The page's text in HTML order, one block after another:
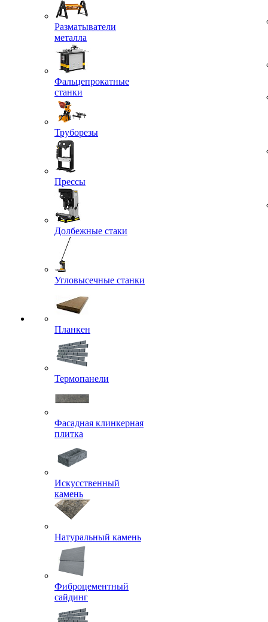
Разматыватели
металла
Фальцепрокатные
станки
Труборезы
Прессы
Долбежные стаки
Угловысечные станки
Планкен
Термопанели
Фасадная клинкерная
плитка
Искусственный
камень
Натуральный камень
Фиброцементный
сайдинг